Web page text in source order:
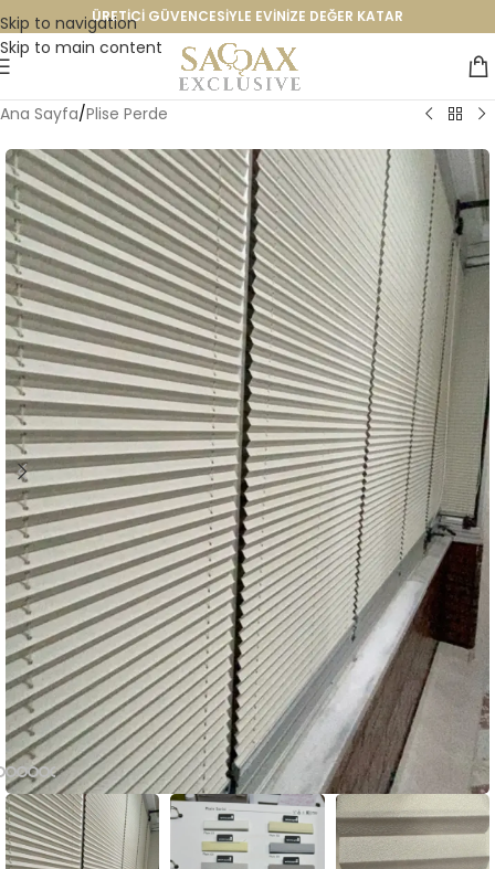
Skip to navigation
Skip to main content
ÜRETİCİ GÜVENCESİYLE EVİNİZE DEĞER KATAR
Ana Sayfa/Plise Perde